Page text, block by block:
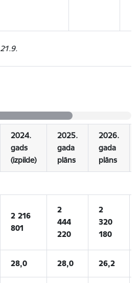
21.9.
2024.
gads
(izpilde)
2025.
gada
plāns
2026.
gada
plāns
2 216
801
2
444
220
2
320
180
28,0 28,0 26,2